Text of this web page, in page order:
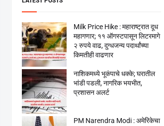
Milk Price Hike : महाराष्ट्रात दूध
महागणार; ११ ऑगस्टपासून लिटरमागे
२ रुपये वाढ, दुग्धजन्य पदार्थांच्या
किमतीही वाढणार
नाशिकमध्ये भूकंपाचे धक्के; घरातील
भांडी पडली, नागरिक भयभीत,
प्रशासन अलर्ट
PM Narendra Modi : अमेरिकेचा